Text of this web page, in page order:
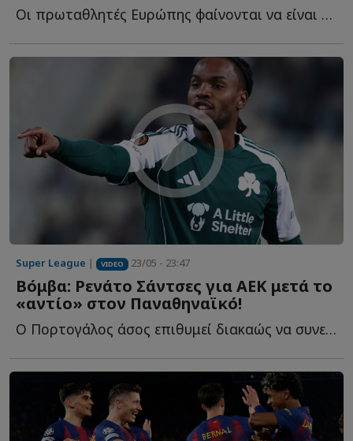
Οι πρωταθλητές Ευρώπης φαίνονται να είναι αποφασισμένοι ώ...
Super League | VIDEO 23/05 - 23:47
Βόμβα: Ρενάτο Σάντσες για ΑΕΚ μετά το
«αντίο» στον Παναθηναϊκό!
Ο Πορτογάλος άσος επιθυμεί διακαώς να συνεχίσει την κ...